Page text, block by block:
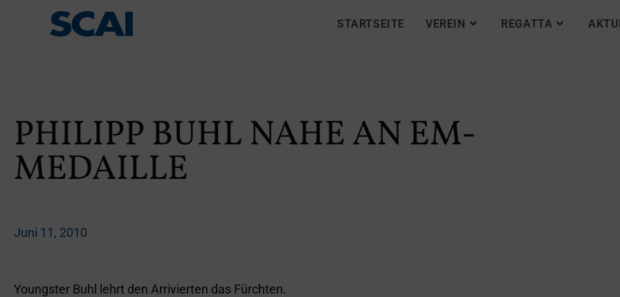
STARTSEITE VEREIN REGATTA
PHILIPP BUHL NAHE AN EM-
MEDAILLE
Juni 11, 2010
Youngster Buhl lehrt den Arrivierten das Fürchten.